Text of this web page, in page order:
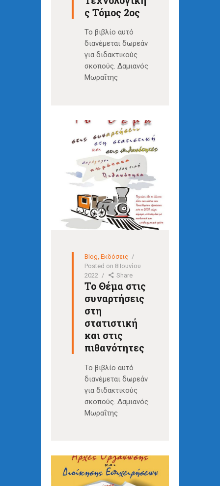
ς Τόμος 2ος
Το βιβλίο αυτό
διανέμεται δωρεάν
για διδακτικούς
σκοπούς. Δαμιανός
Μωραΐτης
Blog,Εκδόσεις
Posted on 8 Ιουνίου
2022
Share
Το Θέμα στις
συναρτήσεις
στη
στατιστική
και στις
πιθανότητες
Το βιβλίο αυτό
διανέμεται δωρεάν
για διδακτικούς
σκοπούς. Δαμιανός
Μωραΐτης